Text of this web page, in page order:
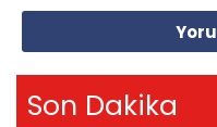
Son Dakika